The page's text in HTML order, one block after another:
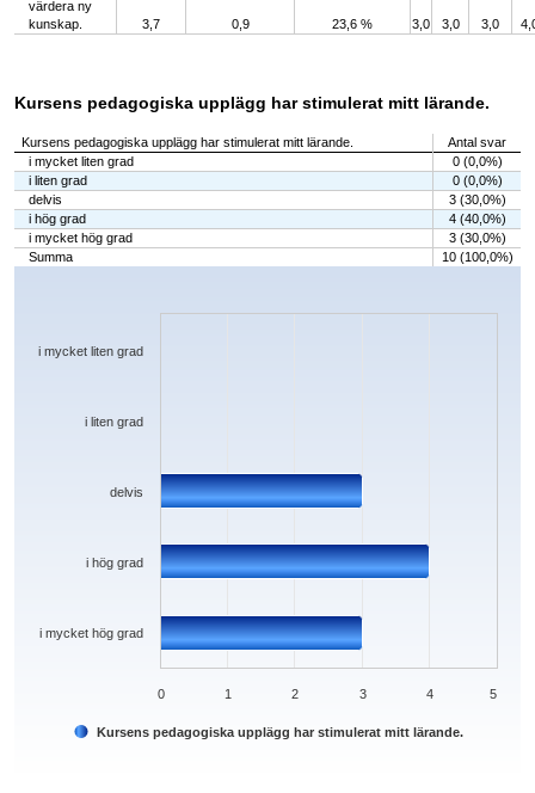
värdera ny
kunskap.
3,7 0,9 23,6 % 3,0 3,0 3,0
Kursens pedagogiska upplägg har stimulerat mitt lärande.
Kursens pedagogiska upplägg har stimulerat mitt lärande.
Antal svar
i mycket liten grad
0 (0,0%)
i liten grad
0 (0,0%)
delvis
3 (30,0%)
i hög grad
4 (40,0%)
i mycket hög grad
3 (30,0%)
Summa
10 (100,0%)
Chart
The chart has 1 X axis displaying categories.
Kursens pedagogiska upplägg har stimulerat mitt lärande.
i mycket hög grad
i hög grad
delvis
i liten grad
i mycket liten grad
0 1 2 3 4 5